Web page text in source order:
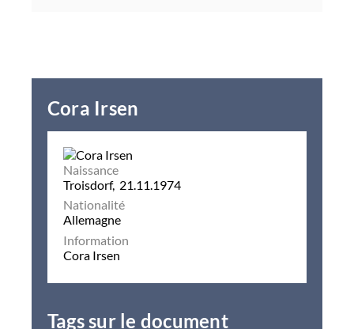
Cora Irsen
Naissance
Troisdorf, 21.11.1974
Nationalité
Allemagne
Information
Cora Irsen
Tags sur le document